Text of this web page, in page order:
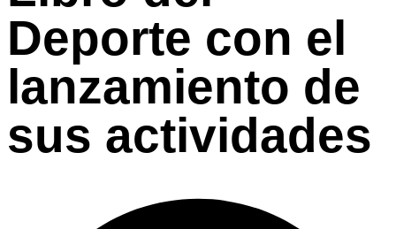
Deporte con el
lanzamiento de
sus actividades